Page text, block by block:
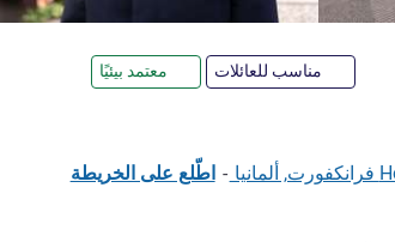
مناسب للعائلات معتمد بيئيًا
- اطّلع على الخريطة